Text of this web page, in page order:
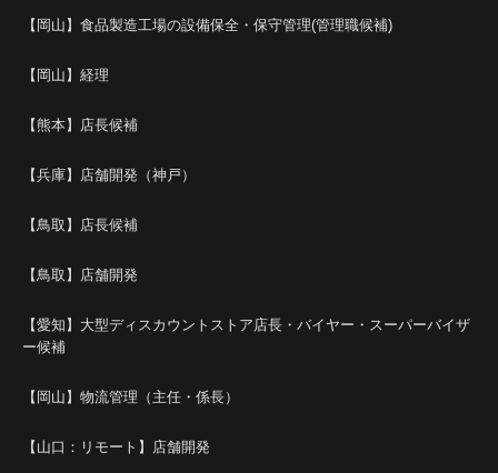
【岡山】食品製造工場の設備保全・保守管理(管理職候補)
【岡山】経理
【熊本】店長候補
【兵庫】店舗開発（神戸）
【鳥取】店長候補
【鳥取】店舗開発
【愛知】大型ディスカウントストア店長・バイヤー・スーパーバイザ
ー候補
【岡山】物流管理（主任・係長）
【山口：リモート】店舗開発